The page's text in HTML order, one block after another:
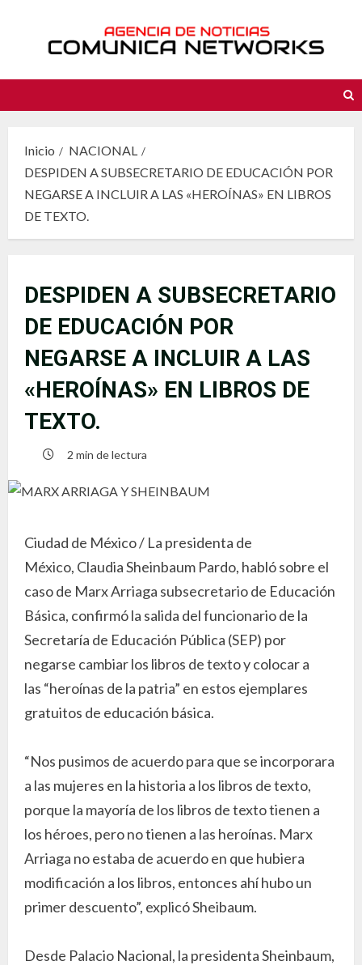
contenido
Inicio
NACIONAL
DESPIDEN A SUBSECRETARIO DE EDUCACIÓN POR
NEGARSE A INCLUIR A LAS «HEROÍNAS» EN LIBROS
DE TEXTO.
DESPIDEN A SUBSECRETARIO
DE EDUCACIÓN POR
NEGARSE A INCLUIR A LAS
«HEROÍNAS» EN LIBROS DE
TEXTO.
2 min de lectura
Ciudad de México / La presidenta de
México, Claudia Sheinbaum Pardo, habló sobre el
caso de Marx Arriaga subsecretario de Educación
Básica, confirmó la salida del funcionario de la
Secretaría de Educación Pública (SEP) por
negarse cambiar los libros de texto y colocar a
las “heroínas de la patria” en estos ejemplares
gratuitos de educación básica.
“Nos pusimos de acuerdo para que se incorporara
a las mujeres en la historia a los libros de texto,
porque la mayoría de los libros de texto tienen a
los héroes, pero no tienen a las heroínas. Marx
Arriaga no estaba de acuerdo en que hubiera
modificación a los libros, entonces ahí hubo un
primer descuento”, explicó Sheibaum.
Desde Palacio Nacional, la presidenta Sheinbaum,